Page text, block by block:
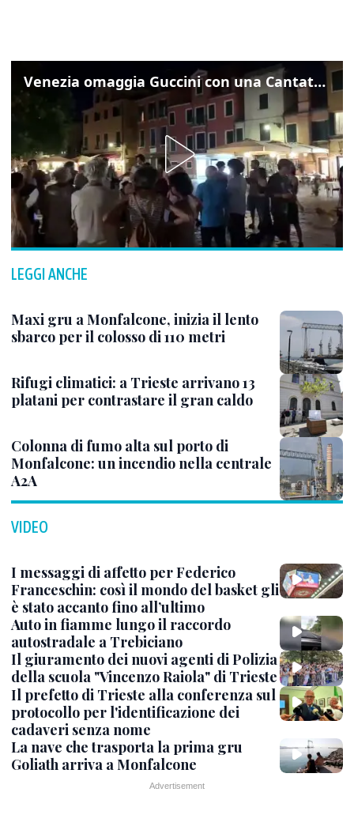
Venezia omaggia Guccini con una Cantata Anarchica in campo Santa Margherita
LEGGI ANCHE
Maxi gru a Monfalcone, inizia il lento
sbarco per il colosso di 110 metri
Rifugi climatici: a Trieste arrivano 13
platani per contrastare il gran caldo
Colonna di fumo alta sul porto di
Monfalcone: un incendio nella centrale
A2A
VIDEO
I messaggi di affetto per Federico
Franceschin: così il mondo del basket gli
è stato accanto fino all’ultimo
Auto in fiamme lungo il raccordo
autostradale a Trebiciano
Il giuramento dei nuovi agenti di Polizia
della scuola "Vincenzo Raiola" di Trieste
Il prefetto di Trieste alla conferenza sul
protocollo per l'identificazione dei
cadaveri senza nome
La nave che trasporta la prima gru
Goliath arriva a Monfalcone